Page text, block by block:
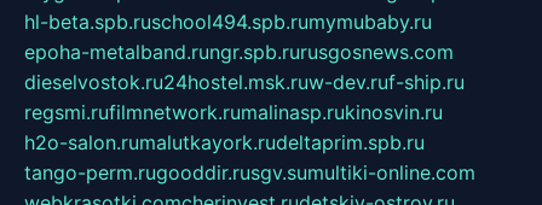
hl-beta.spb.ruschool494.spb.rumymubaby.ru
epoha-metalband.rungr.spb.rurusgosnews.com
dieselvostok.ru24hostel.msk.ruw-dev.ruf-ship.ru
regsmi.rufilmnetwork.rumalinasp.rukinosvin.ru
h2o-salon.rumalutkayork.rudeltaprim.spb.ru
tango-perm.rugooddir.rusgv.sumultiki-online.com